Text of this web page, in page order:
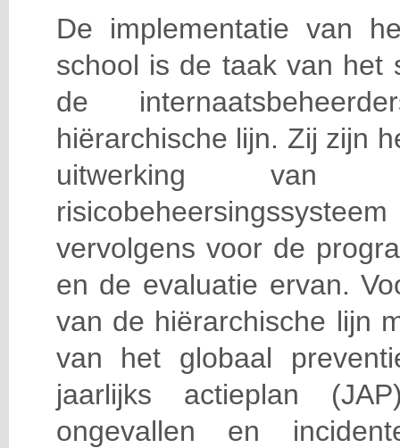
De implementatie van
school is de taak van het
de
hiërarchische lijn. Zij zijn
uitwerking van
vervolgens voor de
en de evaluatie ervan.
van de hiërarchische lijn
van het globaal
jaarlijks actieplan
ongevallen en